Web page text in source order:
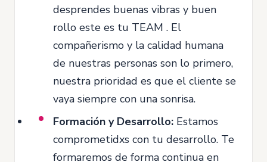
desprendes buenas vibras y buen
rollo este es tu TEAM . El
compañerismo y la calidad humana
de nuestras personas son lo primero,
nuestra prioridad es que el cliente se
vaya siempre con una sonrisa.
Formación y Desarrollo: Estamos
comprometidxs con tu desarrollo. Te
formaremos de forma continua en